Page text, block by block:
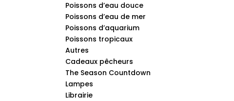
Poissons d’eau douce
Poissons d’eau de mer
Poissons d’aquarium
Poissons tropicaux
Autres
Cadeaux pêcheurs
The Season Countdown
Lampes
Librairie